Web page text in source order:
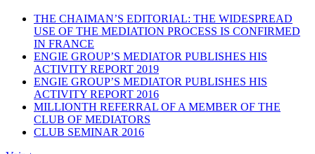
THE CHAIMAN’S EDITORIAL: THE WIDESPREAD
USE OF THE MEDIATION PROCESS IS CONFIRMED
IN FRANCE
ENGIE GROUP’S MEDIATOR PUBLISHES HIS
ACTIVITY REPORT 2019
ENGIE GROUP’S MEDIATOR PUBLISHES HIS
ACTIVITY REPORT 2016
MILLIONTH REFERRAL OF A MEMBER OF THE
CLUB OF MEDIATORS
CLUB SEMINAR 2016